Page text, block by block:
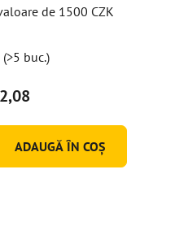
de 1500 CZK
(>5 buc.)
ADAUGĂ ÎN COŞ